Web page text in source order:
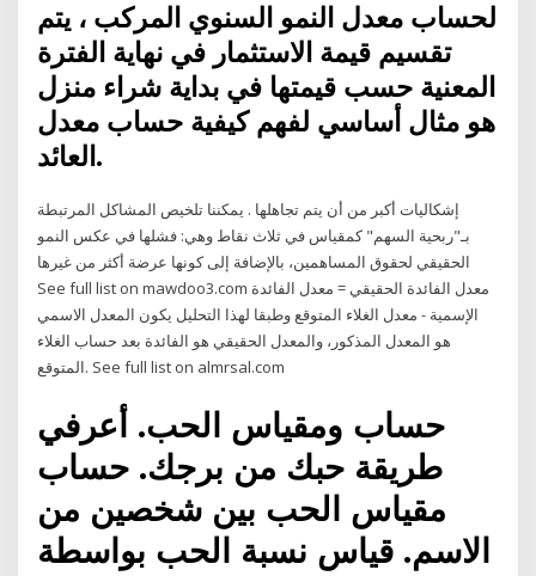
لحساب معدل النمو السنوي المركب ، يتم
تقسيم قيمة الاستثمار في نهاية الفترة
المعنية حسب قيمتها في بداية شراء منزل
هو مثال أساسي لفهم كيفية حساب معدل
العائد.
إشكاليات أكبر من أن يتم تجاهلها . يمكننا تلخيص المشاكل المرتبطة
بـ"ربحية السهم" كمقياس في ثلاث نقاط وهي: فشلها في عكس النمو
الحقيقي لحقوق المساهمين، بالإضافة إلى كونها عرضة أكثر من غيرها
See full list on mawdoo3.com معدل الفائدة الحقيقي = معدل الفائدة
الإسمية - معدل الغلاء المتوقع وطبقا لهذا التحليل يكون المعدل الاسمي
هو المعدل المذكور، والمعدل الحقيقي هو الفائدة بعد حساب الغلاء
المتوقع. See full list on almrsal.com
حساب ومقياس الحب. أعرفي
طريقة حبك من برجك. حساب
مقياس الحب بين شخصين من
الاسم. قياس نسبة الحب بواسطة